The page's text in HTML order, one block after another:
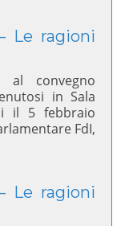
Le ragioni
al convegno
in Sala
il 5 febbraio
FdI,
Le ragioni